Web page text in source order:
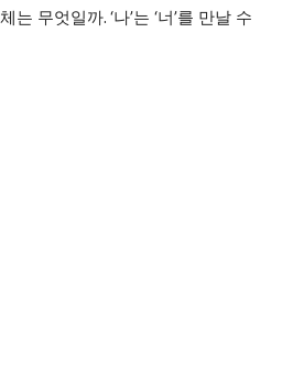
는 무엇일까. ‘나’는 ‘너’를 만날 수